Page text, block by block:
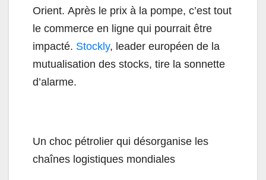
Orient. Après le prix à la pompe, c’est tout
le commerce en ligne qui pourrait être
impacté. Stockly, leader européen de la
mutualisation des stocks, tire la sonnette
d’alarme.
Un choc pétrolier qui désorganise les
chaînes logistiques mondiales